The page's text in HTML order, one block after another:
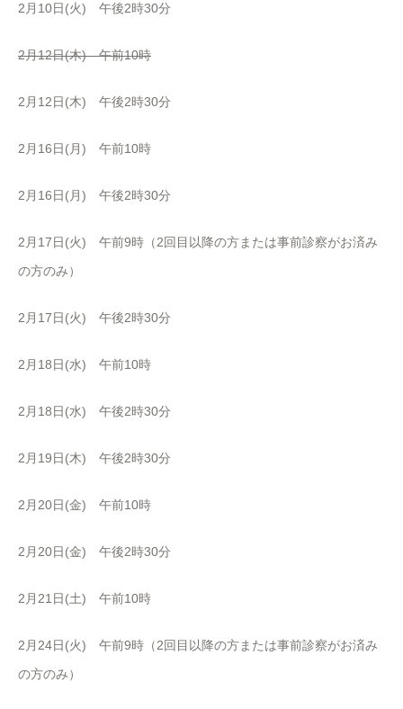
2月10日(火) 午後2時30分
2月12日(木) 午前10時
2月12日(木) 午後2時30分
2月16日(月) 午前10時
2月16日(月) 午後2時30分
2月17日(火) 午前9時（2回目以降の方または事前診察がお済み
の方のみ）
2月17日(火) 午後2時30分
2月18日(水) 午前10時
2月18日(水) 午後2時30分
2月19日(木) 午後2時30分
2月20日(金) 午前10時
2月20日(金) 午後2時30分
2月21日(土) 午前10時
2月24日(火) 午前9時（2回目以降の方または事前診察がお済み
の方のみ）